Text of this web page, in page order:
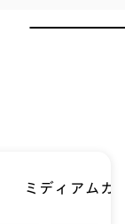
ミディアムカ